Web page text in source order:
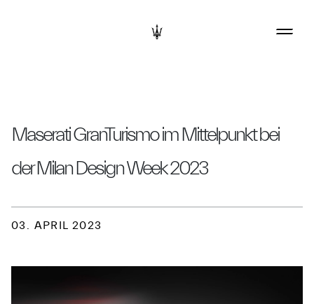
Maserati GranTurismo im Mittelpunkt bei
der Milan Design Week 2023
03. APRIL 2023